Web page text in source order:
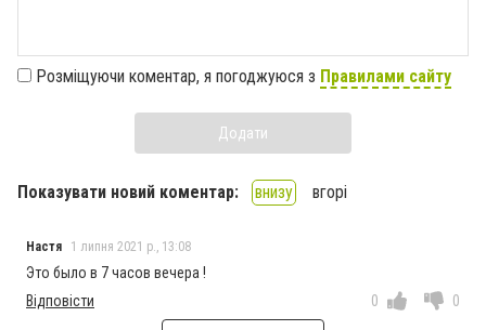
Розміщуючи коментар, я погоджуюся з Правилами сайту
Додати
Показувати новий коментар: внизу вгорі
Настя 1 липня 2021 р., 13:08
Это было в 7 часов вечера !
Відповісти
0 0